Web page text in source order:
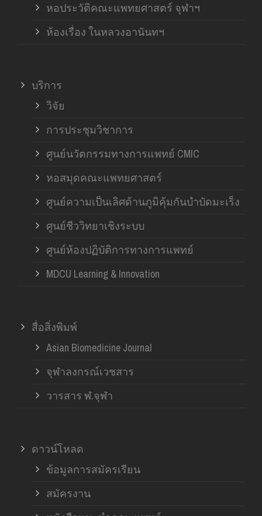
หอประวัติคณะแพทยศาสตร์ จุฬาฯ
ห้องเรื่อง ในหลวงอานันทฯ
บริการ
วิจัย
การประชุมวิชาการ
ศูนย์นวัตกรรมทางการแพทย์ CMIC
หอสมุดคณะแพทยศาสตร์
ศูนย์ความเป็นเลิศด้านภูมิคุ้มกันบำบัดมะเร็ง
ศูนย์ชีววิทยาเชิงระบบ
ศูนย์ห้องปฏิบัติการทางการแพทย์
MDCU Learning & Innovation
สื่อสิ่งพิมพ์
Asian Biomedicine Journal
จุฬาลงกรณ์เวชสาร
วารสาร ฬ.จุฬา
ดาวน์โหลด
ข้อมูลการสมัครเรียน
สมัครงาน